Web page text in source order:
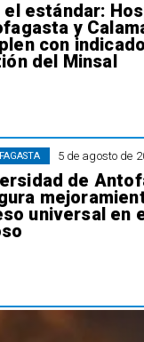
el estándar:
y
con
del Minsal
5 de agosto de
de
universal en